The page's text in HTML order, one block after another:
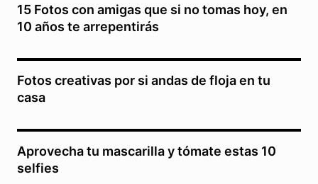
15 Fotos con amigas que si no tomas hoy, en
10 años te arrepentirás
Fotos creativas por si andas de floja en tu
casa
Aprovecha tu mascarilla y tómate estas 10
selfies